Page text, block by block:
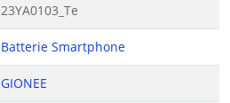
23YA0103_Te
Batterie Smartphone
GIONEE